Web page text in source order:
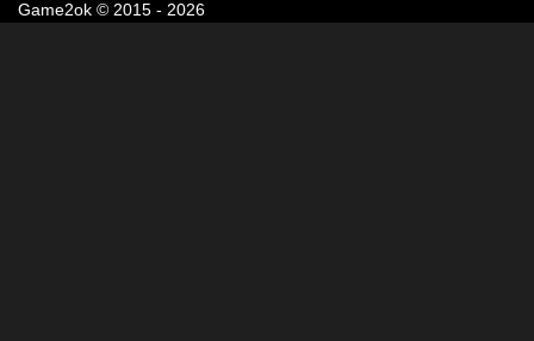
Game2ok © 2015 - 2026